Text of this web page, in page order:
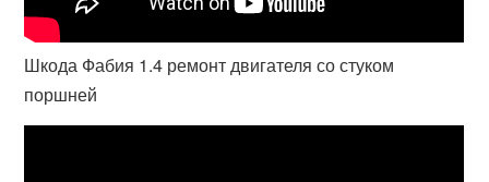
Шкода Фабия 1.4 ремонт двигателя со стуком
поршней